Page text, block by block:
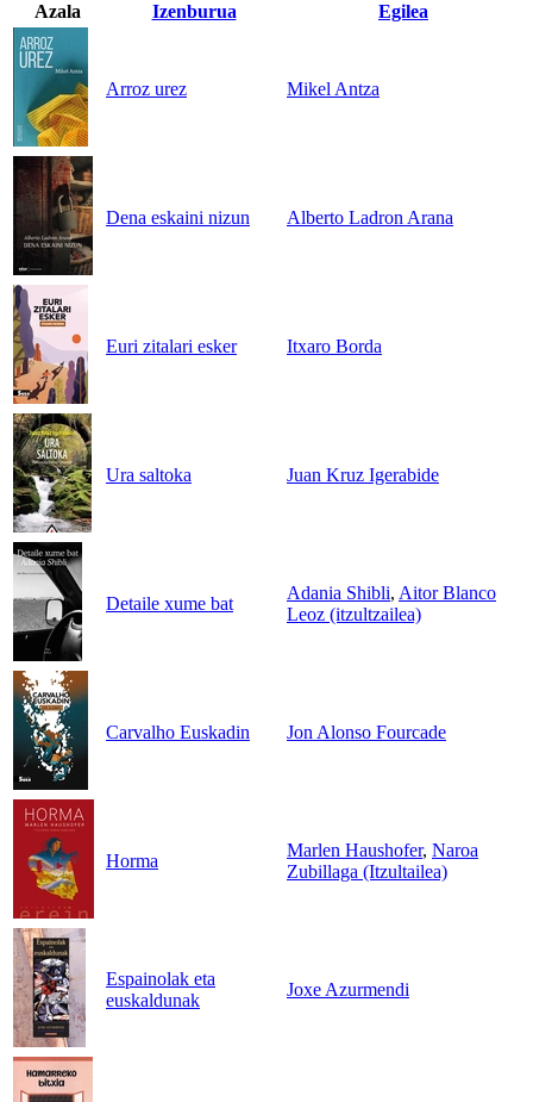
Azala Izenburua Egilea
Arroz urez Mikel Antza
Dena eskaini nizun Alberto Ladron Arana
Euri zitalari esker Itxaro Borda
Ura saltoka Juan Kruz Igerabide
Detaile xume bat
Adania Shibli, Aitor Blanco
Leoz (itzultzailea)
Carvalho Euskadin Jon Alonso Fourcade
Horma
Marlen Haushofer, Naroa
Zubillaga (Itzultailea)
Espainolak eta
euskaldunak
Joxe Azurmendi